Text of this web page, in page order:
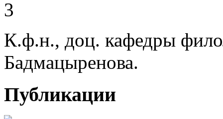
К.ф.н., доц. кафедры
Бадмацыренова.
Публикации